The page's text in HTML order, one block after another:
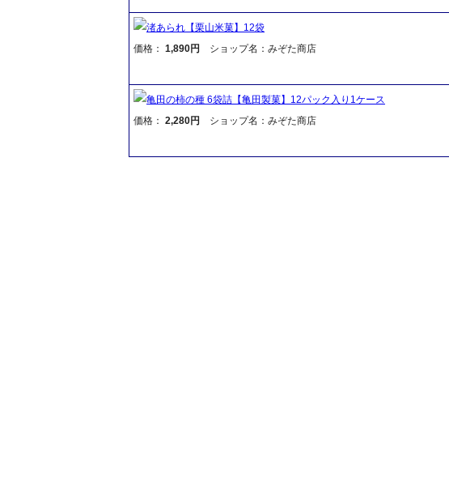
渚あられ【栗山米菓】12袋
価格： 1,890円 ショップ名：みぞた商店
亀田の柿の種 6袋詰【亀田製菓】12パック入り1ケース
価格： 2,280円 ショップ名：みぞた商店